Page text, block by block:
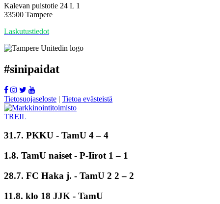
Kalevan puistotie 24 L 1
33500 Tampere
Laskutustiedot
#sinipaidat
Tietosuojaseloste | Tietoa evästeistä
31.7. PKKU - TamU 4 – 4
1.8. TamU naiset - P-Iirot 1 – 1
28.7. FC Haka j. - TamU 2 2 – 2
11.8. klo 18 JJK - TamU